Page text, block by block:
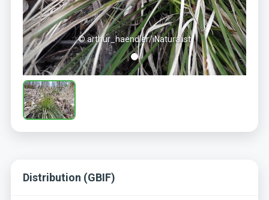
© arthur_haendler/iNaturalist
Distribution (GBIF)